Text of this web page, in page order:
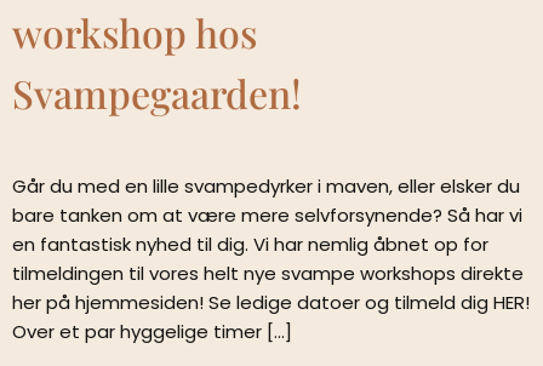
workshop hos
Svampegaarden!
Går du med en lille svampedyrker i maven, eller elsker du
bare tanken om at være mere selvforsynende? Så har vi
en fantastisk nyhed til dig. Vi har nemlig åbnet op for
tilmeldingen til vores helt nye svampe workshops direkte
her på hjemmesiden! Se ledige datoer og tilmeld dig HER!
Over et par hyggelige timer […]